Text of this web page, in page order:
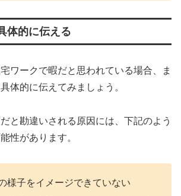
体的に伝える
ワークで暇だと思われている場合、ま
体的に伝えてみましょう。
と勘違いされる原因には、下記のよう
性があります。
様子をイメージできていない